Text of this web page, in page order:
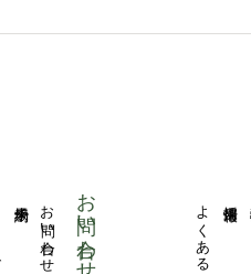
よくある質問
お問い合わせ
お問い合わせ